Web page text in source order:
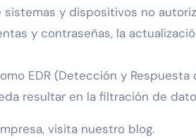
y dispositivos no
y contraseñas, la
EDR (Detección y
resultar en la filtración de
visita nuestro blog.